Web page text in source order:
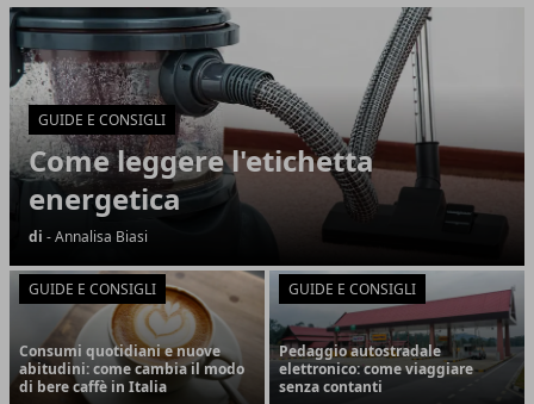
Articoli in Evidenza
GUIDE E CONSIGLI
Come leggere l'etichetta
energetica
di - Annalisa Biasi
GUIDE E CONSIGLI
Consumi quotidiani e nuove
abitudini: come cambia il modo
di bere caffè in Italia
GUIDE E CONSIGLI
Pedaggio autostradale
elettronico: come viaggiare
senza contanti